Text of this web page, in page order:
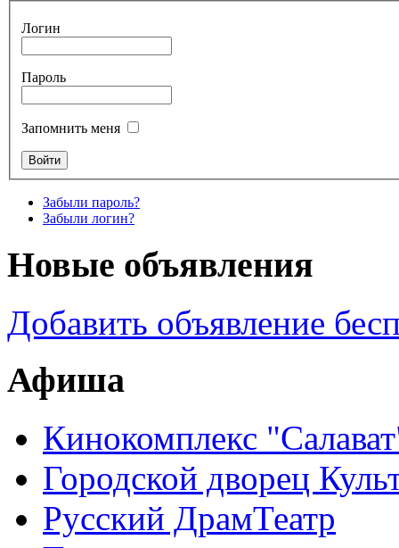
Логин
Пароль
Запомнить меня
Забыли пароль?
Забыли логин?
Новые объявления
Добавить объявление
Афиша
Кинокомплекс
Городской дворец
Русский ДрамТеатр